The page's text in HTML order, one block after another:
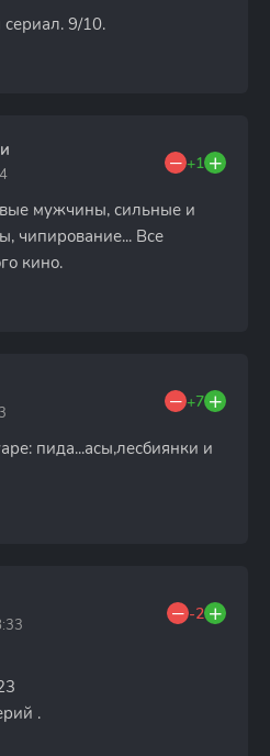
9/10.
+1
мужчины, сильные и
чипирование... Все
кино.
+7
пида...асы,лесбиянки и
-2
.